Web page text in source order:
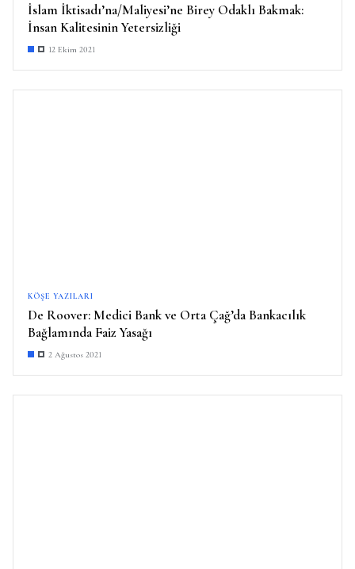
İslam İktisadı’na/Maliyesi’ne Birey Odaklı Bakmak:
İnsan Kalitesinin Yetersizliği
12 Ekim 2021
KÖŞE YAZILARI
De Roover: Medici Bank ve Orta Çağ’da Bankacılık
Bağlamında Faiz Yasağı
2 Ağustos 2021